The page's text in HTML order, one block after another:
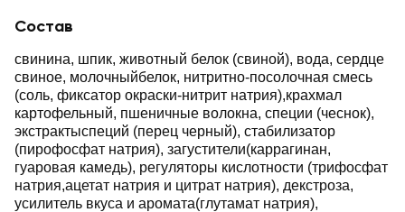
Состав
свинина, шпик, животный белок (свиной), вода, сердце
свиное, молочныйбелок, нитритно-посолочная смесь
(соль, фиксатор окраски-нитрит натрия),крахмал
картофельный, пшеничные волокна, специи (чеснок),
экстрактыспеций (перец черный), стабилизатор
(пирофосфат натрия), загустители(каррагинан,
гуаровая камедь), регуляторы кислотности (трифосфат
натрия,ацетат натрия и цитрат натрия), декстроза,
усилитель вкуса и аромата(глутамат натрия),